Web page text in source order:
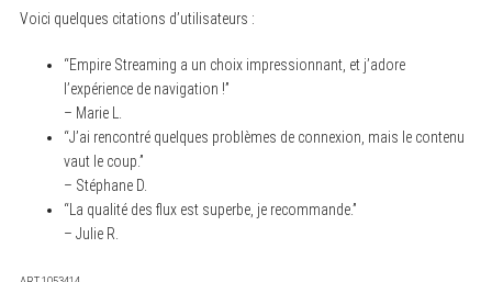
Voici quelques citations d’utilisateurs :
“Empire Streaming a un choix impressionnant, et j’adore
l’expérience de navigation !”
– Marie L.
“J’ai rencontré quelques problèmes de connexion, mais le contenu
vaut le coup.”
– Stéphane D.
“La qualité des flux est superbe, je recommande.”
– Julie R.